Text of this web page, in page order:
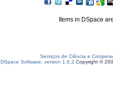
Items in DSpace
Serviços de Ciência e
DSpace Software, version 1.6.2 Copyright ©